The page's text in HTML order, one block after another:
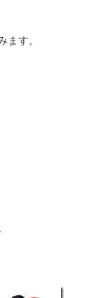
す。